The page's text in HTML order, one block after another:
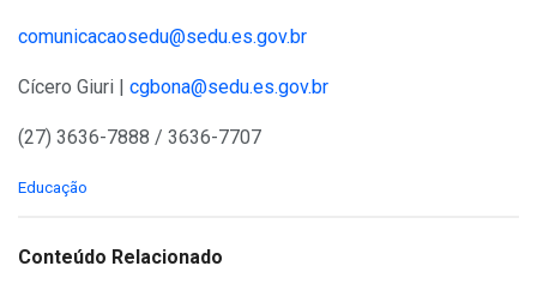
comunicacaosedu@sedu.es.gov.br
Cícero Giuri | cgbona@sedu.es.gov.br
(27) 3636-7888 / 3636-7707
C
e
Educação
Conteúdo Relacionado